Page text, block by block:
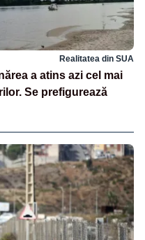
Realitatea din SUA
a atins azi cel mai
Se prefigurează